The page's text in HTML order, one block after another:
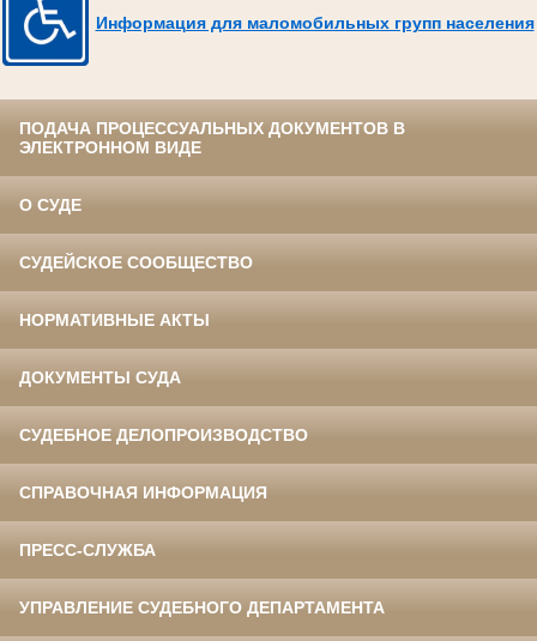
Информация для маломобильных групп населения
ПОДАЧА ПРОЦЕССУАЛЬНЫХ ДОКУМЕНТОВ В
ЭЛЕКТРОННОМ ВИДЕ
О СУДЕ
СУДЕЙСКОЕ СООБЩЕСТВО
НОРМАТИВНЫЕ АКТЫ
ДОКУМЕНТЫ СУДА
СУДЕБНОЕ ДЕЛОПРОИЗВОДСТВО
СПРАВОЧНАЯ ИНФОРМАЦИЯ
ПРЕСС-СЛУЖБА
УПРАВЛЕНИЕ СУДЕБНОГО ДЕПАРТАМЕНТА